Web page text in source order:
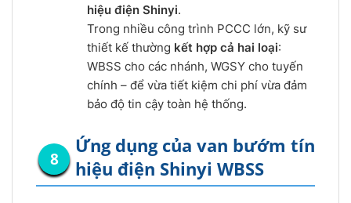
hiệu điện Shinyi.
Trong nhiều công trình PCCC lớn, kỹ sư
thiết kế thường kết hợp cả hai loại:
WBSS cho các nhánh, WGSY cho tuyến
chính – để vừa tiết kiệm chi phí vừa đảm
bảo độ tin cậy toàn hệ thống.
Ứng dụng của van bướm tín
hiệu điện Shinyi WBSS